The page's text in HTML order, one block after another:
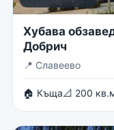
Хубава
Добрич
📍 Славеево
🏠 Къща📐 200